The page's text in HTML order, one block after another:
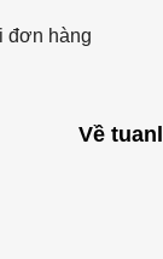
đơn hàng
Về